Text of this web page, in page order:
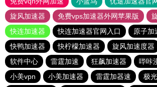
旋风加速器
免费vps加速器外网苹果版
快连加速器
快连加速器官网入口
原子加
快鸭加速器
快柠檬加速器 旋风加速度器
软件中心
雷霆加速 狂飙加速器 哔咔
小美vpn
小美加速器 雷霆加器速
极